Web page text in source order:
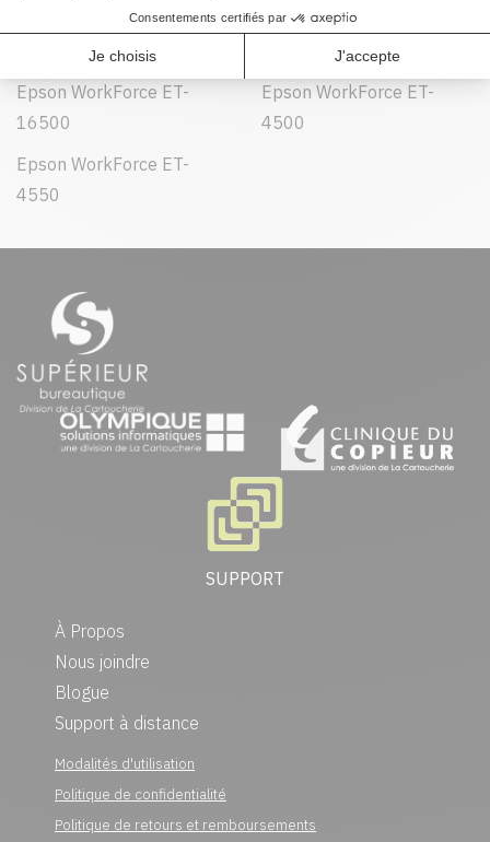
Epson Expression ET-
Epson Expression ET-
Epson WorkForce ET-
16500
Epson WorkForce ET-
4500
Epson WorkForce ET-
4550
SUPPORT
À Propos
Nous joindre
Blogue
Support à distance
Modalités d'utilisation
Politique de confidentialité
Politique de retours et remboursements